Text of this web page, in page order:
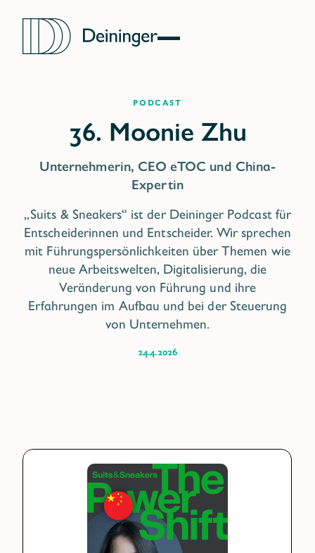
Podcast
Unternehmerin, CEO eTOC und China-
Expertin
„Suits & Sneakers“ ist der Deininger Podcast für
Entscheiderinnen und Entscheider. Wir sprechen
mit Führungspersönlichkeiten über Themen wie
neue Arbeitswelten, Digitalisierung, die
Veränderung von Führung und ihre
Erfahrungen im Aufbau und bei der Steuerung
von Unternehmen.
24.4.2026